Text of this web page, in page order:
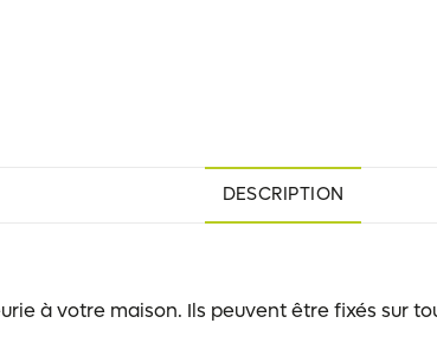
DESCRIPTION
à votre maison. Ils peuvent être fixés sur